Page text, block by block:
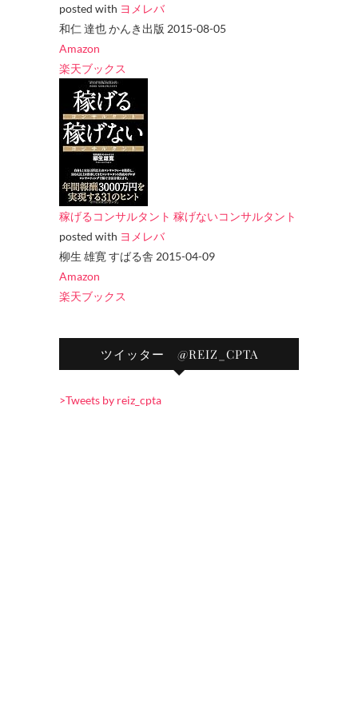
posted with ヨメレバ
和仁 達也 かんき出版 2015-08-05
Amazon
楽天ブックス
稼げるコンサルタント 稼げないコンサルタント
posted with ヨメレバ
柳生 雄寛 すばる舎 2015-04-09
Amazon
楽天ブックス
ツイッター @REIZ_CPTA
>Tweets by reiz_cpta